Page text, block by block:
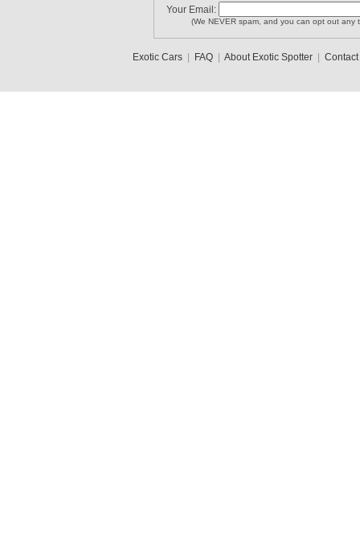
Your Email:
(We NEVER spam, and you can opt out any
Exotic Cars| FAQ| About Exotic Spotter| Contact